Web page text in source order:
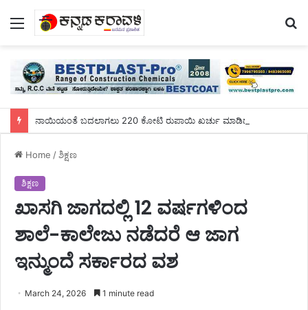
Menu
ನಾಯಿಯಂತೆ ಬದಲಾಗಲು 220 ಕೋಟಿ ರುಪಾಯಿ ಖರ್ಚು ಮಾಡಿದ ಯುವಕ!
Home /ಶಿಕ್ಷಣ
ಶಿಕ್ಷಣ
ಖಾಸಗಿ ಜಾಗದಲ್ಲಿ 12 ವರ್ಷಗಳಿಂದ
ಶಾಲೆ-ಕಾಲೇಜು ನಡೆದರೆ ಆ ಜಾಗ
ಇನ್ಮುಂದೆ ಸರ್ಕಾರದ ವಶ
March 24, 2026 1 minute read